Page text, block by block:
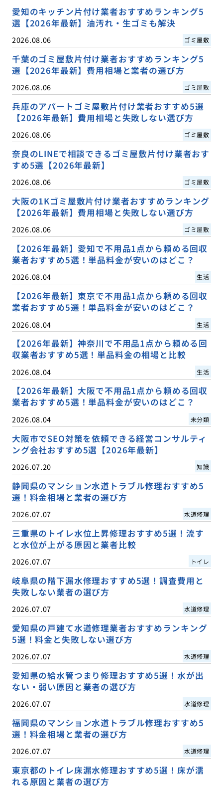
愛知のキッチン片付け業者おすすめランキング5
選【2026年最新】油汚れ・生ゴミも解決
2026.08.06 ゴミ屋敷
千葉のゴミ屋敷片付け業者おすすめランキング5
選【2026年最新】費用相場と業者の選び方
2026.08.06 ゴミ屋敷
兵庫のアパートゴミ屋敷片付け業者おすすめ5選
【2026年最新】費用相場と失敗しない選び方
2026.08.06 ゴミ屋敷
奈良のLINEで相談できるゴミ屋敷片付け業者おす
すめ5選【2026年最新】
2026.08.06 ゴミ屋敷
大阪の1Kゴミ屋敷片付け業者おすすめランキング
【2026年最新】費用相場と失敗しない選び方
2026.08.06 ゴミ屋敷
【2026年最新】愛知で不用品1点から頼める回収
業者おすすめ5選！単品料金が安いのはどこ？
2026.08.04 生活
【2026年最新】東京で不用品1点から頼める回収
業者おすすめ5選！単品料金が安いのはどこ？
2026.08.04 生活
【2026年最新】神奈川で不用品1点から頼める回
収業者おすすめ5選！単品料金の相場と比較
2026.08.04 生活
【2026年最新】大阪で不用品1点から頼める回収
業者おすすめ5選！単品料金が安いのはどこ？
2026.08.04 未分類
大阪市でSEO対策を依頼できる経営コンサルティ
ング会社おすすめ5選【2026年最新】
2026.07.20 知識
静岡県のマンション水道トラブル修理おすすめ5
選！料金相場と業者の選び方
2026.07.07 水道修理
三重県のトイレ水位上昇修理おすすめ5選！流す
と水位が上がる原因と業者比較
2026.07.07 トイレ
岐阜県の階下漏水修理おすすめ5選！調査費用と
失敗しない業者の選び方
2026.07.07 水道修理
愛知県の戸建て水道修理業者おすすめランキング
5選！料金と失敗しない選び方
2026.07.07 水道修理
愛知県の給水管つまり修理おすすめ5選！水が出
ない・弱い原因と業者の選び方
2026.07.07 水道修理
福岡県のマンション水道トラブル修理おすすめ5
選！料金相場と業者の選び方
2026.07.07 水道修理
東京都のトイレ床漏水修理おすすめ5選！床が濡
れる原因と業者の選び方